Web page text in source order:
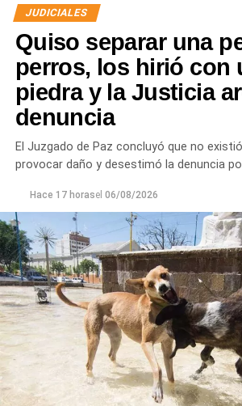
Desde Defensa Civil y Desarrollo
Noroeste, Quinta 25, Carlos Soria y
donde se entregaron nylon,
y alimentos.
En paralelo, las cuadrillas municipales
limpieza de alcantarillas y sumideros
sectores de la ciudad, entre ellos Jujuy
Güemes entre Dr. Maradona y
Carlos Gardel y Rochdale; Rochdale y
Rochdale y Jujuy; Yrigoyen y
Avenida Roca; y Chula Vista, casi San
JUDICIALES
Quiso separar una
perros, los hirió con
piedra y la Justicia
denuncia
El Juzgado de Paz concluyó que no
provocar daño y desestimó la denuncia
Hace 17 horasel 06/08/2026